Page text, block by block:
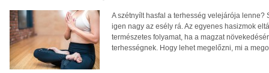
A szétnyílt hasfal a terhesség velejárója
igen nagy az esély rá. Az egyenes hasizmok
természetes folyamat, ha a magzat
terhességnek. Hogy lehet megelőzni, mi a